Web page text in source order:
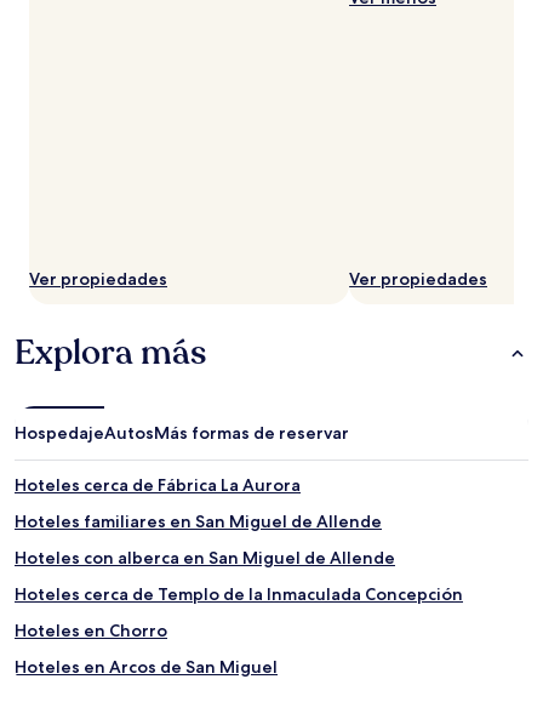
Ver propiedades Ver propiedades
Explora más
HospedajeAutosMás formas de reservar
Hoteles cerca de Fábrica La Aurora
Hoteles familiares en San Miguel de Allende
Hoteles con alberca en San Miguel de Allende
Hoteles cerca de Templo de la Inmaculada Concepción
Hoteles en Chorro
Hoteles en Arcos de San Miguel